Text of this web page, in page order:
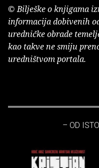
© Bilješke o knjigama
informacija dobivenih
uredničke obrade
kao takve ne smiju
uredništvom portala.
– OD